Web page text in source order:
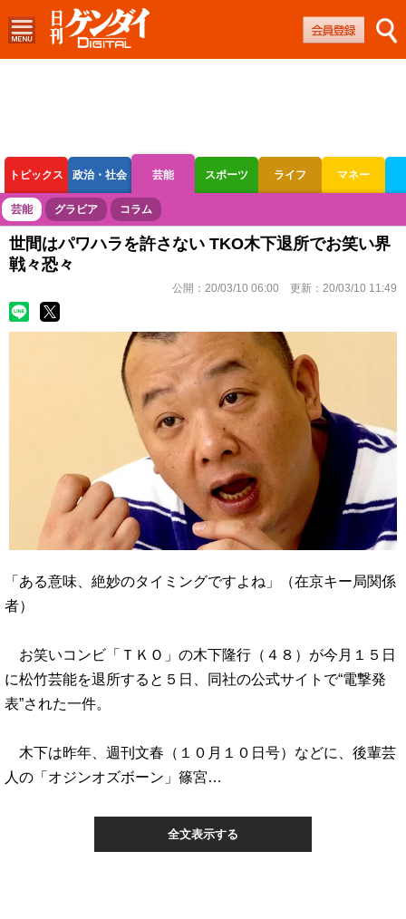
トピックス 政治・社会 芸能 スポーツ ライフ マネー
ボートレース 競輪 オートレース
芸能 グラビア コラム
世間はパワハラを許さない TKO木下退所でお笑い界
戦々恐々
公開： 20/03/10 06:00 更新： 20/03/10 11:49
「ある意味、絶妙のタイミングですよね」（在京キー局関係
者）
お笑いコンビ「ＴＫＯ」の木下隆行（４８）が今月１５日
に松竹芸能を退所すると５日、同社の公式サイトで“電撃発
表”された一件。
木下は昨年、週刊文春（１０月１０日号）などに、後輩芸
人の「オジンオズボーン」篠宮…
全文表示する